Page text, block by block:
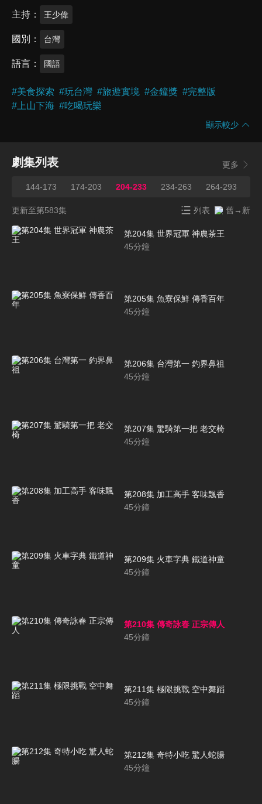
主持 王少偉
國別 台灣
語言 國語
#美食探索 #玩台灣 #旅遊實境 #金鐘獎 #完整版
# 上山下海 #吃喝玩樂
顯示較少
劇集列表 更多
144-173 174-203 204-233 234-263 264-293
更新至第583集 列表 舊→新
第204集 世界冠軍 神農茶王
45分鐘
第205集 魚寮保鮮 傳香百年
45分鐘
第206集 台灣第一 釣界鼻祖
45分鐘
第207集 驚騎第一把 老交椅
45分鐘
第208集 加工高手 客味飄香
45分鐘
第209集 火車字典 鐵道神童
45分鐘
第210集 傳奇詠春 正宗傳人
45分鐘
第211集 極限挑戰 空中舞蹈
45分鐘
第212集 奇特小吃 驚人蛇腸
45分鐘